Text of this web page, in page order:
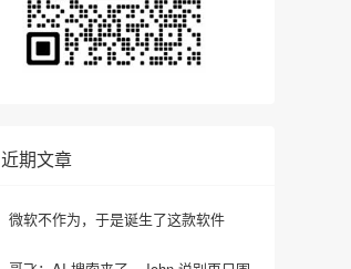
近期文章
微软不作为，于是诞生了这款软件